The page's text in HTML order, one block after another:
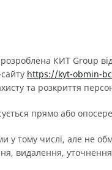
розроблена КИТ Group
https://kyt-obmin-
та розкриття
прямо або
у тому числі, але не
видалення,